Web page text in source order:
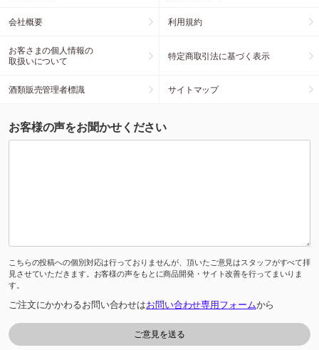
会社概要 利用規約
お客さまの個人情報の
取扱いについて
特定商取引法に基づく表示
酒類販売管理者標識 サイトマップ
お客様の声をお聞かせください
こちらの投稿への個別対応は行っておりませんが、頂いたご意見はスタッフがすべて拝
見させていただきます。お客様の声をもとに商品開発・サイト改善を行ってまいりま
す。
ご注文にかかわるお問い合わせはお問い合わせ専用フォームから